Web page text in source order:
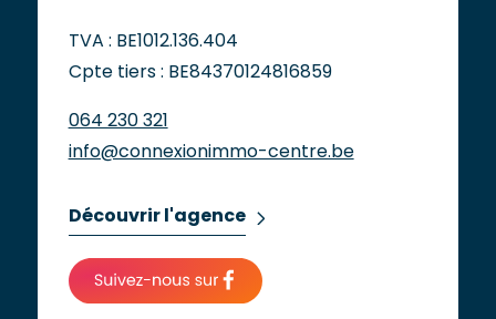
TVA : BE1012.136.404
Cpte tiers : BE84370124816859
064 230 321
info@connexionimmo-centre.be
Découvrir l'agence